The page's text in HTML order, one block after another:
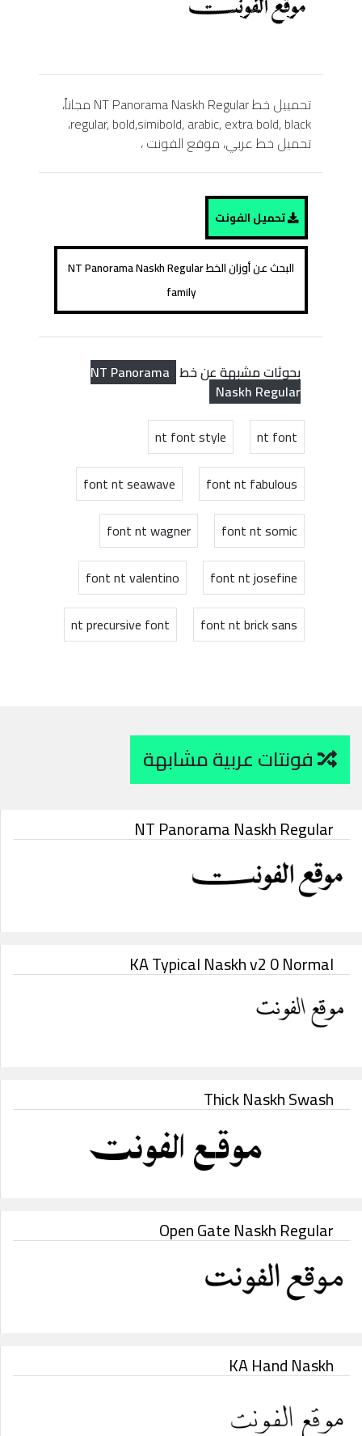
تحمييل خط NT Panorama Naskh Regular مجاناً،
regular, bold,simibold, arabic, extra bold, black،
تحميل خط عربي، موقع الفونت ،
تحميل الفونت
البحث عن أوزان الخط NT Panorama Naskh Regular
family
بحوثات مشبهة عن خط NT Panorama
Naskh Regular
nt font
nt font style
font nt fabulous
font nt seawave
font nt somic
font nt wagner
font nt josefine
font nt valentino
font nt brick sans
nt precursive font
NT Panorama Naskh Regular
KA Typical Naskh v2 0 Normal
Thick Naskh Swash
Open Gate Naskh Regular
KA Hand Naskh